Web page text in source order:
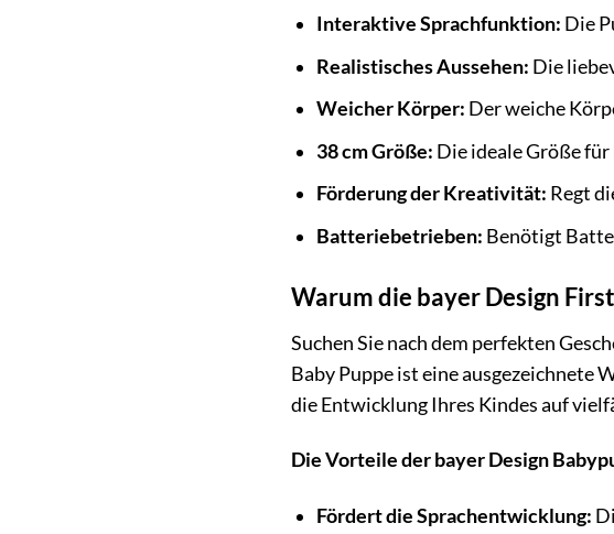
Interaktive Sprachfunktion: Die
Realistisches Aussehen: Die
Weicher Körper: Der weiche
38 cm Größe: Die ideale Größe
Förderung der Kreativität: Regt
Batteriebetrieben: Benötigt
Warum die bayer Design
Suchen Sie nach dem perfekten
Baby Puppe ist eine ausgezeichnete
die Entwicklung Ihres Kindes auf
Die Vorteile der bayer Design
Fördert die Sprachentwicklung: